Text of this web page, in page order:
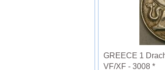
GREECE 1
VF/XF - 3008 *